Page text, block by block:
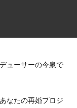
ューサーの今泉で
なたの再婚プロジ